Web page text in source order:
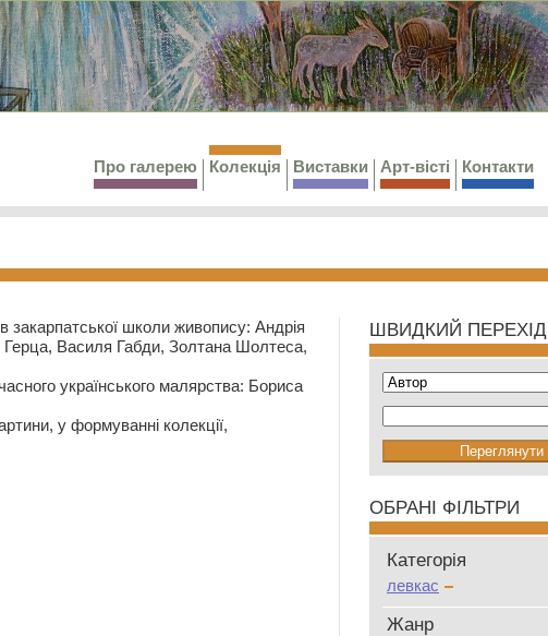
Про галерею Колекція Виставки Арт-вісті Контакти
закарпатської школи живопису: Андрія
Василя Габди, Золтана Шолтеса,
українського малярства: Бориса
у формуванні колекції,
ШВИДКИЙ ПЕРЕХІД
ОБРАНІ ФІЛЬТРИ
Категорія
левкас
Жанр